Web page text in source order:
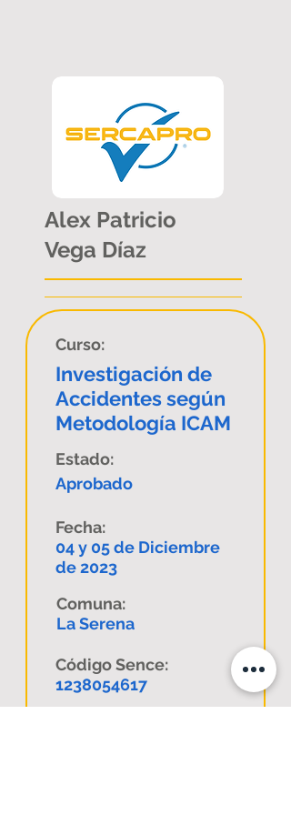
Alex Patricio
Vega Díaz
Curso:
Investigación de
Accidentes según
Metodología ICAM
Estado:
Aprobado
Fecha:
04 y 05 de Diciembre
de 2023
Comuna:
La Serena
Código Sence:
1238054617